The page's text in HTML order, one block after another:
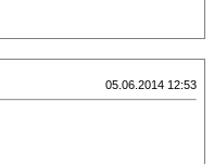
05.06.2014 12:53